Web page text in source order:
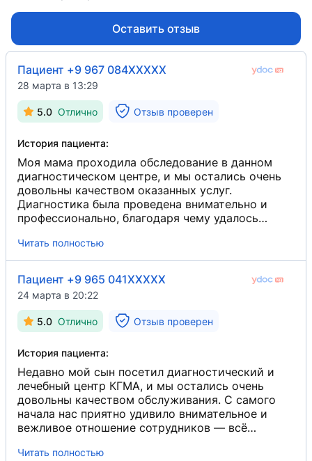
Оставить отзыв
Пациент +9 967 084XXXXX
28 марта в 13:29
5.0 Отлично Отзыв проверен
История пациента:
Моя мама проходила обследование в данном
диагностическом центре, и мы остались очень
довольны качеством оказанных услуг.
Диагностика была проведена внимательно и
профессионально, благодаря чему удалось
объяснил результаты обследования, дал
рекомендации по лечению и выдал полный
список необходимых лекарств, также подробно
дал информацию по питанию и диете. Персонал
вежливый и отзывчивый, атмосфера спокойная и
организованная. Благодарим за
профессионализм и заботу о пациентах.
Читать полностью
Пациент +9 965 041XXXXX
24 марта в 20:22
5.0 Отлично Отзыв проверен
История пациента:
Недавно мой сын посетил диагностический и
лечебный центр КГМА, и мы остались очень
довольны качеством обслуживания. С самого
начала нас приятно удивило внимательное и
вежливое отношение сотрудников — всё
направили на приём. Врач оказался настоящим
Читать полностью